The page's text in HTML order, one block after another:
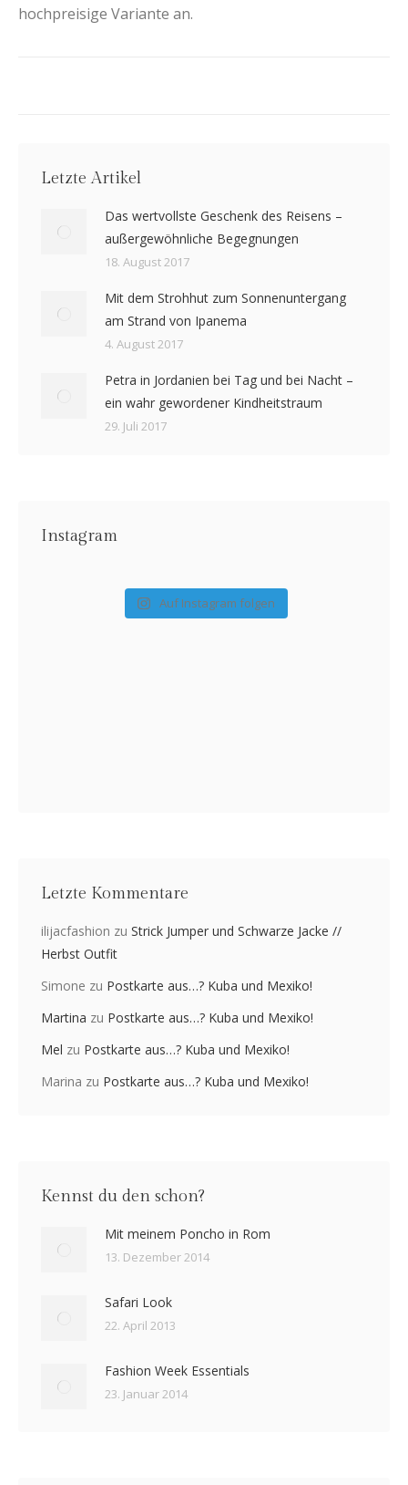
hochpreisige Variante an.
Letzte Artikel
Das wertvollste Geschenk des Reisens –
außergewöhnliche Begegnungen
18. August 2017
Mit dem Strohhut zum Sonnenuntergang
am Strand von Ipanema
4. August 2017
Petra in Jordanien bei Tag und bei Nacht –
ein wahr gewordener Kindheitstraum
29. Juli 2017
Instagram
Auf Instagram folgen
Letzte Kommentare
ilijacfashion zu Strick Jumper und Schwarze Jacke //
Herbst Outfit
Simone zu Postkarte aus…? Kuba und Mexiko!
Martina zu Postkarte aus…? Kuba und Mexiko!
Mel zu Postkarte aus…? Kuba und Mexiko!
Marina zu Postkarte aus…? Kuba und Mexiko!
Kennst du den schon?
Mit meinem Poncho in Rom
13. Dezember 2014
Safari Look
22. April 2013
Fashion Week Essentials
23. Januar 2014